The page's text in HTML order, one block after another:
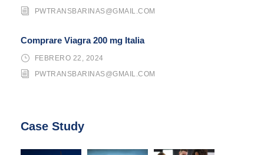
PWTRANSBARINAS@GMAIL.COM
Comprare Viagra 200 mg Italia
FEBRERO 22, 2024
PWTRANSBARINAS@GMAIL.COM
Case Study